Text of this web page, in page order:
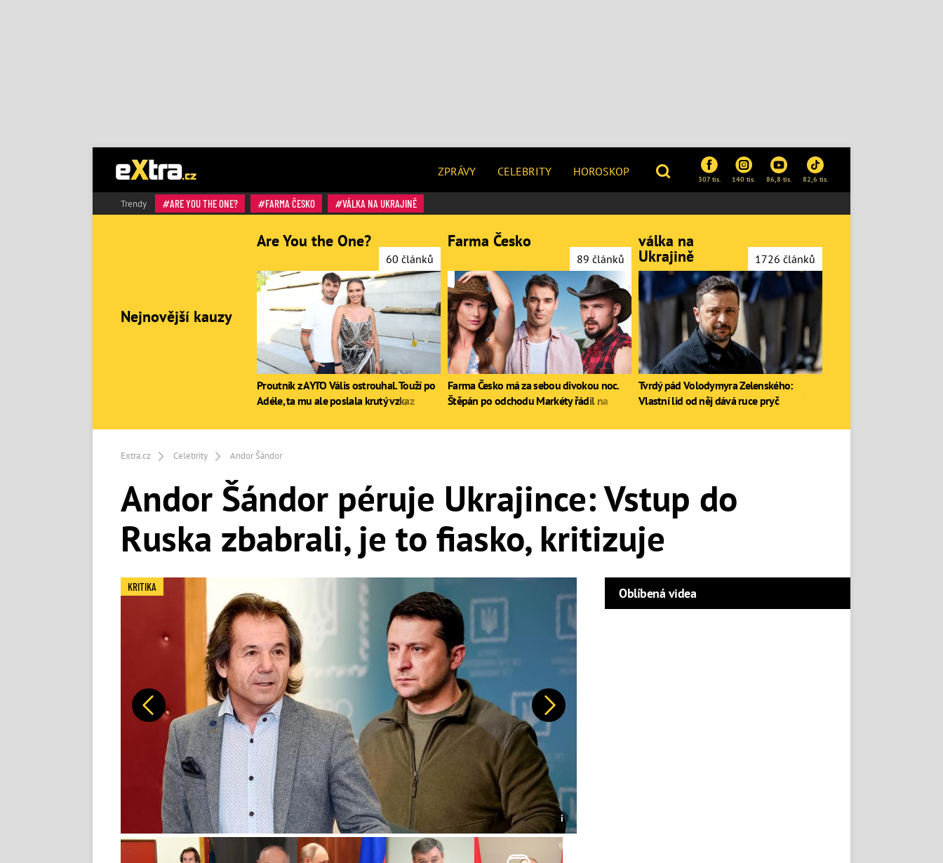
ZPRÁVY CELEBRITY HOROSKOP
307 tis. 140 tis. 86,8 tis. 82,6 tis.
Trendy ARE YOU THE ONE? FARMA ČESKO VÁLKA NA UKRAJINĚ
Extra.cz Celebrity Andor Šándor
Andor Šándor péruje Ukrajince: Vstup do
Ruska zbabrali, je to fiasko, kritizuje
Předchozí Další
KRITIKA Oblíbená videa
Nejnovější kauzy
Are You the One?
60 článků
Proutník z AYTO Vális ostrouhal. Touží po
Adéle, ta mu ale poslala krutý vzkaz
Farma Česko
89 článků
Farma Česko má za sebou divokou noc.
Štěpán po odchodu Markéty řádil na
válka na
Ukrajině 1726 článků
Tvrdý pád Volodymyra Zelenského:
Vlastní lid od něj dává ruce pryč